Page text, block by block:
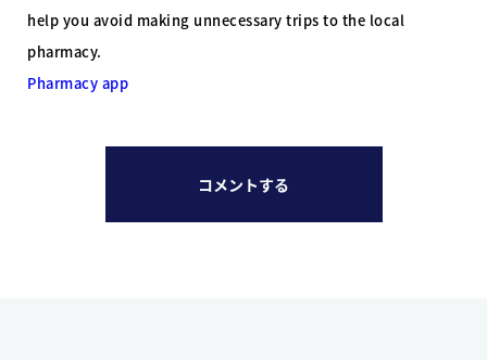
help you avoid making unnecessary trips to the local
pharmacy.
Pharmacy app
コメントする